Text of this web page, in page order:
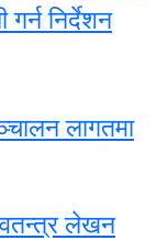
निर्देशन
लागतमा
लेखन